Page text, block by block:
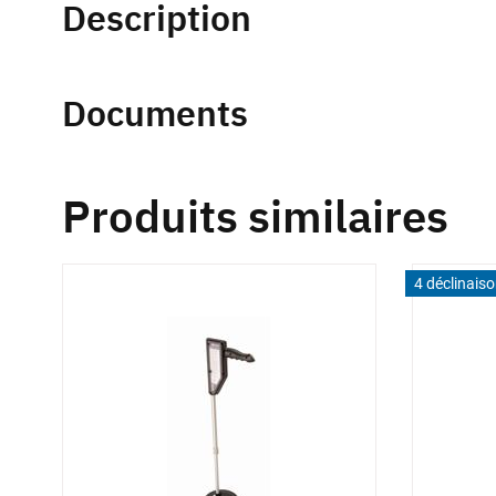
Description
Documents
Produits similaires
4